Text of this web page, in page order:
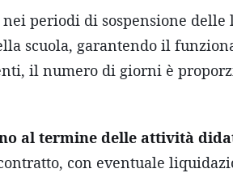
periodi di sospensione
scuola, garantendo il
il numero di giorni è
al termine delle attività
con eventuale